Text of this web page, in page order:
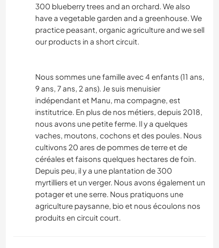
300 blueberry trees and an orchard. We also
have a vegetable garden and a greenhouse. We
practice peasant, organic agriculture and we sell
our products in a short circuit.
Nous sommes une famille avec 4 enfants (11 ans,
9 ans, 7 ans, 2 ans). Je suis menuisier
indépendant et Manu, ma compagne, est
institutrice. En plus de nos métiers, depuis 2018,
nous avons une petite ferme. Il y a quelques
vaches, moutons, cochons et des poules. Nous
cultivons 20 ares de pommes de terre et de
céréales et faisons quelques hectares de foin.
Depuis peu, il y a une plantation de 300
myrtilliers et un verger. Nous avons également un
potager et une serre. Nous pratiquons une
agriculture paysanne, bio et nous écoulons nos
produits en circuit court.